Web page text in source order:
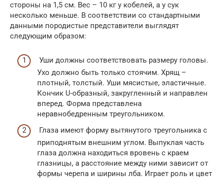
стороны на 1,5 см. Вес – 10 кг у кобелей, а у сук
несколько меньше. В соответствии со стандартными
данными породистые представители выглядят
следующим образом:
Уши должны соответствовать размеру головы.
Ухо должно быть только стоячим. Хрящ –
плотный, толстый. Уши мясистые, эластичные.
Кончик U-образный, закругленный и направлен
вперед. Форма представлена
неравнобедренным треугольником.
Глаза имеют форму вытянутого треугольника с
приподнятым внешним углом. Выпуклая часть
глаза должна находиться вровень с краем
глазницы, а расстояние между ними зависит от
формы черепа и ширины лба. Играет роль и цвет